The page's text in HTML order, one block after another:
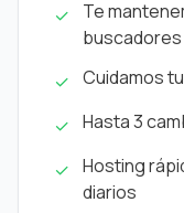
✓
Te
buscadores
✓ Cuidamos
✓ Hasta 3
✓ Hosting
diarios